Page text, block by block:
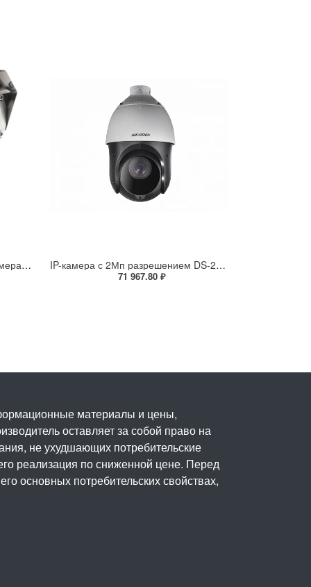
Взрывозащищенная IP-видеокамера Релион Релион-Exd-Н-100-ИК-IP5Мп2.8mm-PoE-МК-TR IP-камера с 2Мп разрешением DS-2DE4225IW-DE(S5)
71 967.80 ₽
материалы и цены,
оставляет за собой право на
не ухудшающих потребительские
реализация по сниженной цене. Перед
основных потребительских свойствах,